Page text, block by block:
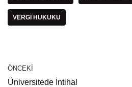
VERGI HUKUKU
ÖNCEKI
Üniversitede İntihal